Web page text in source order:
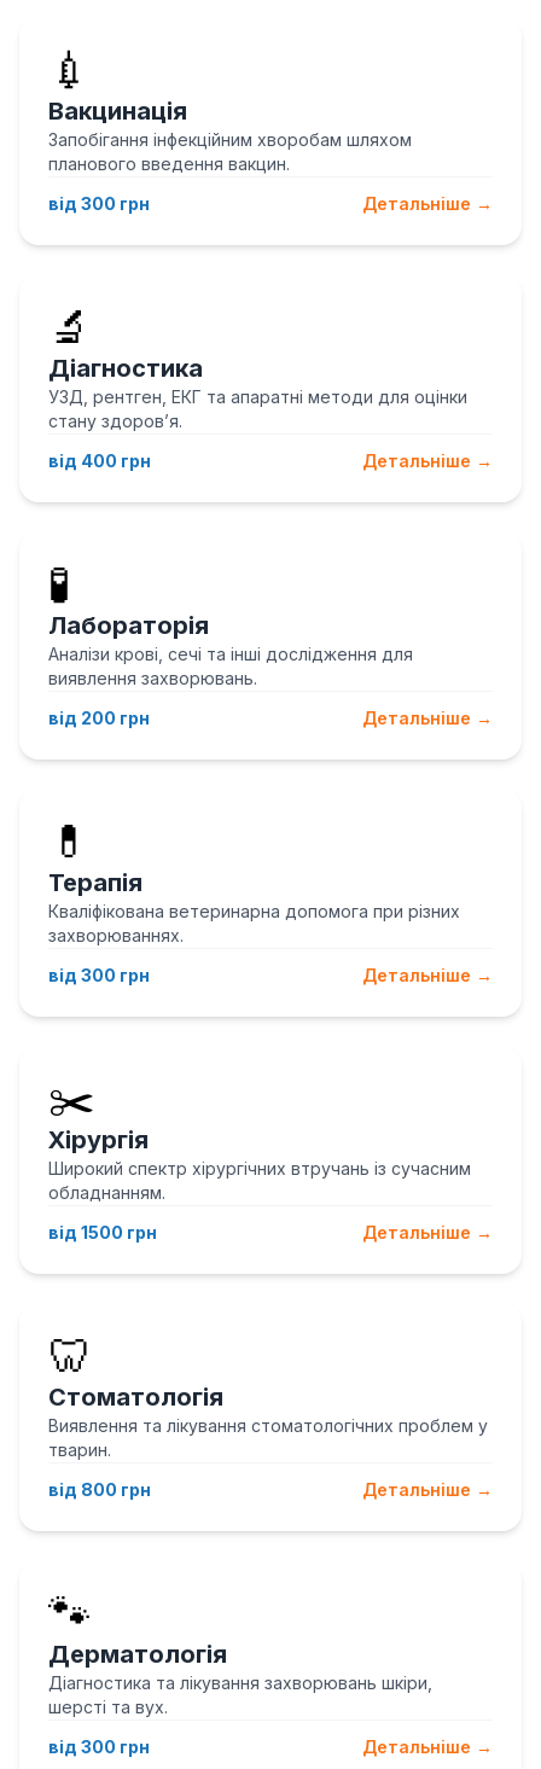
💉
Вакцинація
Запобігання інфекційним хворобам шляхом
планового введення вакцин.
від 300 грн
Детальніше →
🔬
Діагностика
УЗД, рентген, ЕКГ та апаратні методи для оцінки
стану здоров’я.
від 400 грн
Детальніше →
🧪
Лабораторія
Аналізи крові, сечі та інші дослідження для
виявлення захворювань.
від 200 грн
Детальніше →
💊
Терапія
Кваліфікована ветеринарна допомога при різних
захворюваннях.
від 300 грн
Детальніше →
✂️
Хірургія
Широкий спектр хірургічних втручань із сучасним
обладнанням.
від 1500 грн
Детальніше →
🦷
Стоматологія
Виявлення та лікування стоматологічних проблем у
тварин.
від 800 грн
Детальніше →
🐾
Дерматологія
Діагностика та лікування захворювань шкіри,
шерсті та вух.
від 300 грн
Детальніше →